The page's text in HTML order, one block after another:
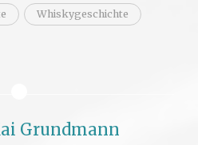
Whiskygeschichte
Grundmann